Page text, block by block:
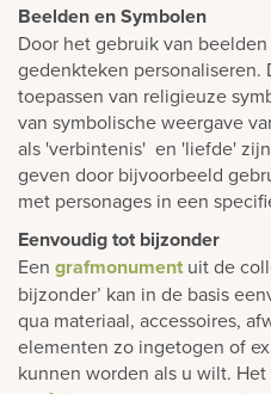
Beelden en Symbolen
Door het gebruik van
gedenkteken personaliseren.
toepassen van religieuze
van symbolische weergave
als 'verbintenis' en 'liefde'
geven door bijvoorbeeld
met personages in een
Eenvoudig tot bijzonder
Een grafmonument uit de
bijzonder’ kan in de basis
qua materiaal, accessoires,
elementen zo ingetogen of
kunnen worden als u wilt.